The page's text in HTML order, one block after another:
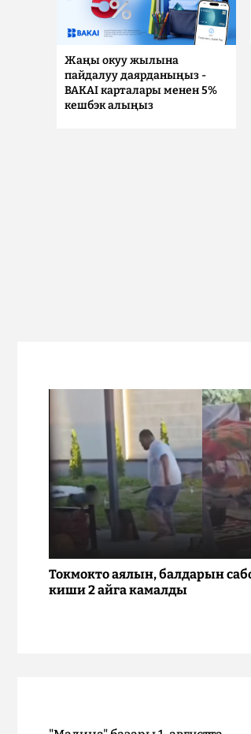
Жаңы окуу жылына
пайдалуу даярданыңыз -
BAKAI карталары менен 5%
кешбэк алыңыз
Токмокто аялын, балдарын
киши 2 айга камалды